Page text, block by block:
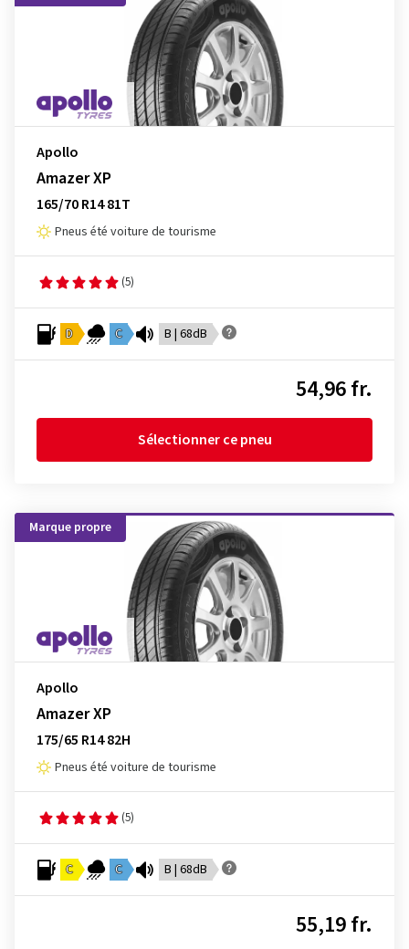
Apollo
Amazer XP
165/70 R14 81T
Pneus été voiture de tourisme
(5)
D C B | 68dB
54,96 fr.
Sélectionner ce pneu
Marque propre
Apollo
Amazer XP
175/65 R14 82H
Pneus été voiture de tourisme
(5)
C C B | 68dB
55,19 fr.